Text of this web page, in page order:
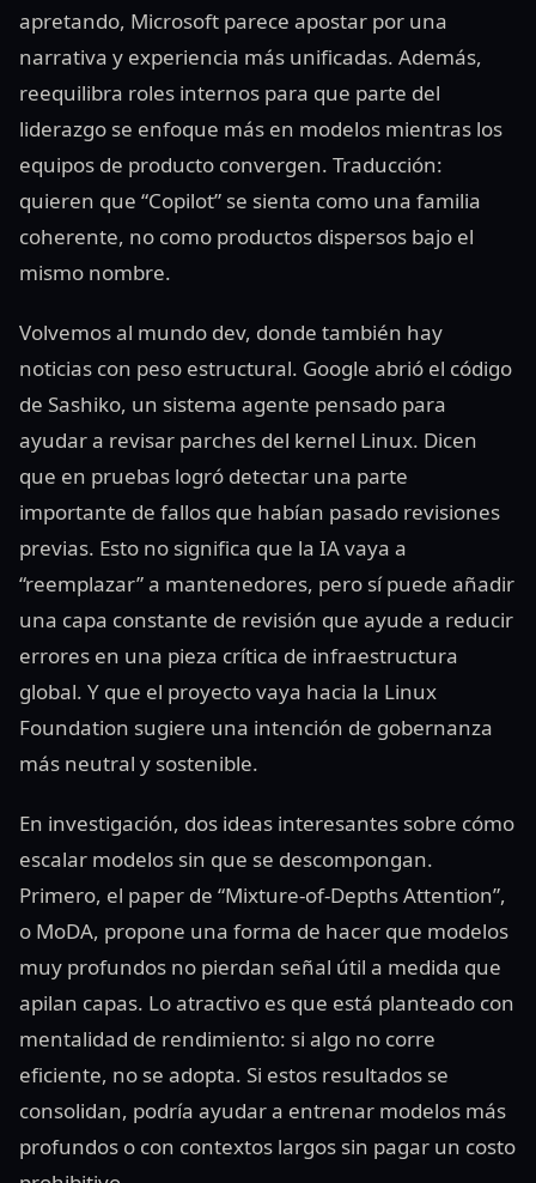
apretando, Microsoft parece apostar por una
narrativa y experiencia más unificadas. Además,
reequilibra roles internos para que parte del
liderazgo se enfoque más en modelos mientras los
equipos de producto convergen. Traducción:
quieren que “Copilot” se sienta como una familia
coherente, no como productos dispersos bajo el
mismo nombre.
Volvemos al mundo dev, donde también hay
noticias con peso estructural. Google abrió el código
de Sashiko, un sistema agente pensado para
ayudar a revisar parches del kernel Linux. Dicen
que en pruebas logró detectar una parte
importante de fallos que habían pasado revisiones
previas. Esto no significa que la IA vaya a
“reemplazar” a mantenedores, pero sí puede añadir
una capa constante de revisión que ayude a reducir
errores en una pieza crítica de infraestructura
global. Y que el proyecto vaya hacia la Linux
Foundation sugiere una intención de gobernanza
más neutral y sostenible.
En investigación, dos ideas interesantes sobre cómo
escalar modelos sin que se descompongan.
Primero, el paper de “Mixture‑of‑Depths Attention”,
o MoDA, propone una forma de hacer que modelos
muy profundos no pierdan señal útil a medida que
apilan capas. Lo atractivo es que está planteado con
mentalidad de rendimiento: si algo no corre
eficiente, no se adopta. Si estos resultados se
consolidan, podría ayudar a entrenar modelos más
profundos o con contextos largos sin pagar un costo